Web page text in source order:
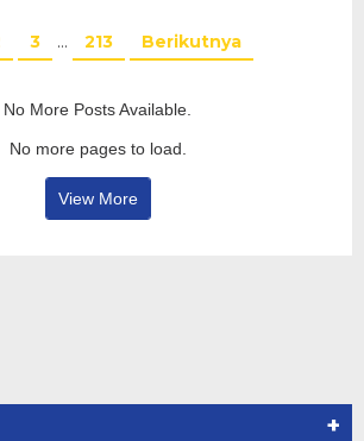
3 … 213 Berikutnya
No More Posts Available.
No more pages to load.
View More
+